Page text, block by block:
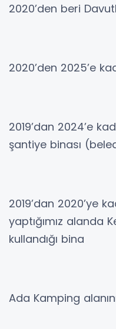
2020’den beri
2020’den 2025’e
2019’dan 2024’e
şantiye binası
2019’dan 2020’ye
yaptığımız alanda
kullandığı bina
Ada Kamping